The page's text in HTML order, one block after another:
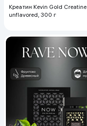
Креатин Kevin Gold Creatine
unflavored, 300 г